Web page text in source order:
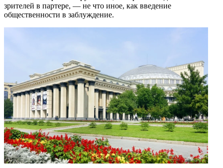
зрителей в партере, — не что иное, как введение
общественности в заблуждение.